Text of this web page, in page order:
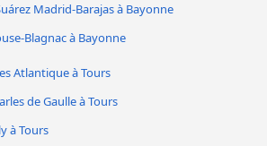
Madrid-Barajas à Bayonne
Blagnac à Bayonne
Atlantique à Tours
de Gaulle à Tours
à Tours